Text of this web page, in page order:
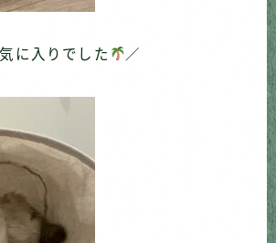
に入りでした ／